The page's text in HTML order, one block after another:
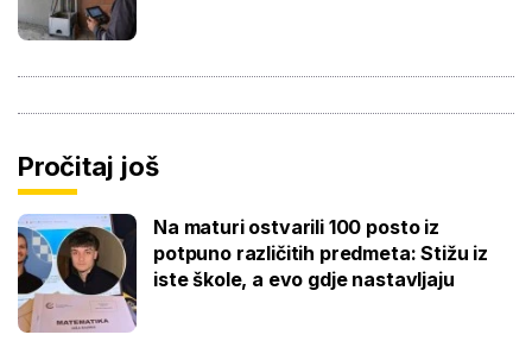
Pročitaj još
Na maturi ostvarili 100 posto iz
potpuno različitih predmeta: Stižu iz
iste škole, a evo gdje nastavljaju